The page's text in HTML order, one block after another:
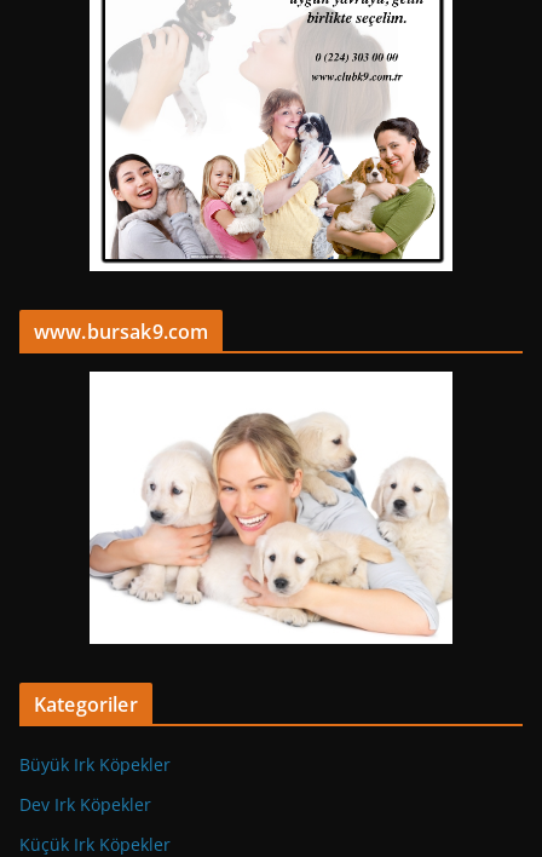
www.bursak9.com
Kategoriler
Büyük Irk Köpekler
Dev Irk Köpekler
Küçük Irk Köpekler